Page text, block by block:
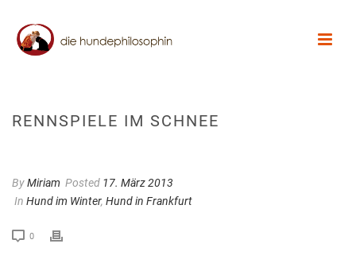
RENNSPIELE IM SCHNEE
ByMiriam Posted 17. März 2013
In Hund im Winter, Hund in Frankfurt
0